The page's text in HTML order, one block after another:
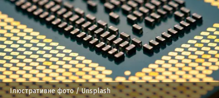
Ілюстративне фото/ Unsplash